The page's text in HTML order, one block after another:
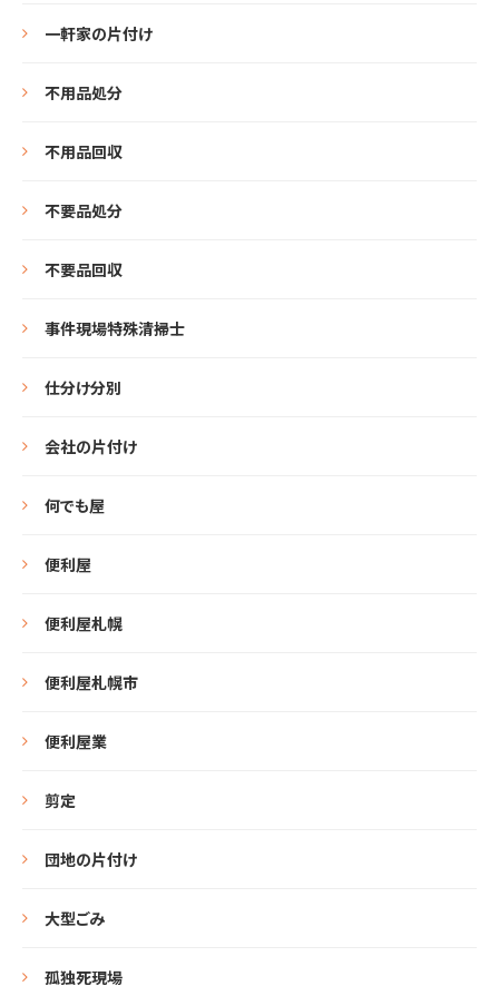
一軒家の片付け
不用品処分
不用品回収
不要品処分
不要品回収
事件現場特殊清掃士
仕分け分別
会社の片付け
何でも屋
便利屋
便利屋札幌
便利屋札幌市
便利屋業
剪定
団地の片付け
大型ごみ
孤独死現場